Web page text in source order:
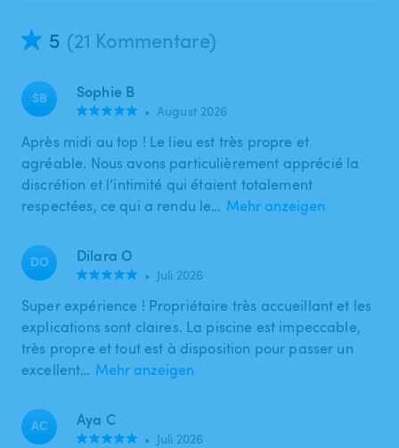
5 (21 Kommentare)
SB Sophie B
• August 2026
Après midi au top ! Le lieu est très propre et
agréable. Nous avons particulièrement apprécié la
discrétion et l’intimité qui étaient totalement
respectées, ce qui a rendu le… Mehr anzeigen
DO Dilara O
• Juli 2026
Super expérience ! Propriétaire très accueillant et les
explications sont claires. La piscine est impeccable,
très propre et tout est à disposition pour passer un
excellent… Mehr anzeigen
AC Aya C
• Juli 2026